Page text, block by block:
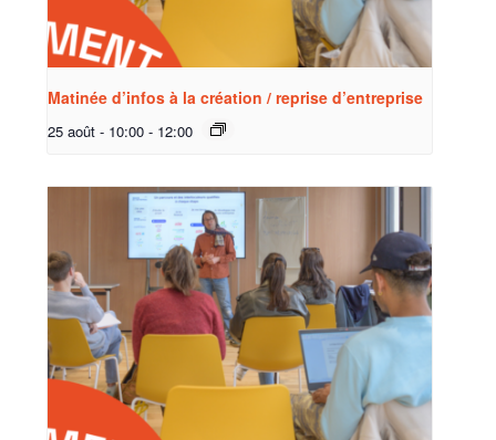
Matinée d’infos à la création / reprise d’entreprise
25 août - 10:00 - 12:00